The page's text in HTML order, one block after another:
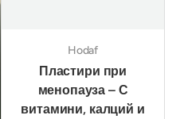
Hodaf
Пластири при
менопауза – С
витамини, калций и